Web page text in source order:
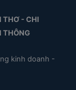
THƠ - CHI
THÔNG
kinh doanh -